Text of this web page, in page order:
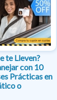
te Lleven?
con 10
Prácticas en
o